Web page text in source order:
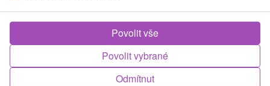
Hotel Vila Terrasse Košice
Odmítnut
Povolit vybrané
Povolit vše